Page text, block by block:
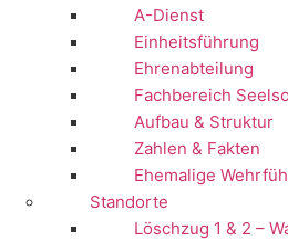
A-Dienst
Einheitsführung
Ehrenabteilung
Fachbereich
Aufbau & Struktur
Zahlen & Fakten
Ehemalige
Standorte
Löschzug 1 & 2 –